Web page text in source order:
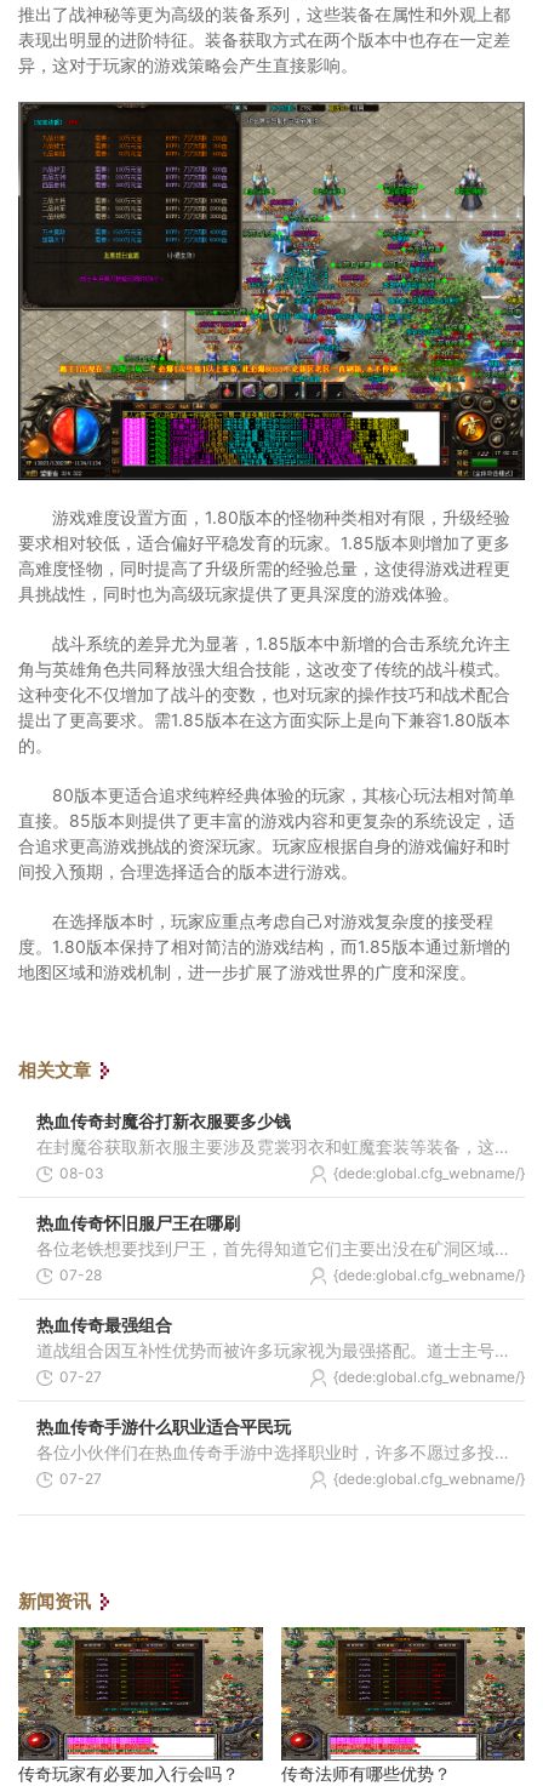
推出了战神秘等更为高级的装备系列，这些装备在属性和外观上都
表现出明显的进阶特征。装备获取方式在两个版本中也存在一定差
异，这对于玩家的游戏策略会产生直接影响。
游戏难度设置方面，1.80版本的怪物种类相对有限，升级经验
要求相对较低，适合偏好平稳发育的玩家。1.85版本则增加了更多
高难度怪物，同时提高了升级所需的经验总量，这使得游戏进程更
具挑战性，同时也为高级玩家提供了更具深度的游戏体验。
战斗系统的差异尤为显著，1.85版本中新增的合击系统允许主
角与英雄角色共同释放强大组合技能，这改变了传统的战斗模式。
这种变化不仅增加了战斗的变数，也对玩家的操作技巧和战术配合
提出了更高要求。需1.85版本在这方面实际上是向下兼容1.80版本
的。
80版本更适合追求纯粹经典体验的玩家，其核心玩法相对简单
直接。85版本则提供了更丰富的游戏内容和更复杂的系统设定，适
合追求更高游戏挑战的资深玩家。玩家应根据自身的游戏偏好和时
间投入预期，合理选择适合的版本进行游戏。
在选择版本时，玩家应重点考虑自己对游戏复杂度的接受程
度。1.80版本保持了相对简洁的游戏结构，而1.85版本通过新增的
地图区域和游戏机制，进一步扩展了游戏世界的广度和深度。
相关文章
热血传奇封魔谷打新衣服要多少钱
在封魔谷获取新衣服主要涉及霓裳羽衣和虹魔套装等装备，这些装备的获取无需直接支付货币，但需要投入时间成本和基础物资消耗。玩家需要准备充足的药水补给和基础装备耐久度维
08-03 {dede:global.cfg_webname/}
热血传奇怀旧服尸王在哪刷
各位老铁想要找到尸王，首先得知道它们主要出没在矿洞区域。根据可靠信息，尸王会出现在毒蛇矿洞的一层和二层，还有比奇矿洞也能遇到它们。特别要留意的是香石墓穴一层，那里
07-28 {dede:global.cfg_webname/}
热血传奇最强组合
道战组合因互补性优势而被许多玩家视为最强搭配。道士主号通过施毒术降低目标防御与持续消耗，配合神圣战甲术提升团队生存能力，而战士英雄则凭借高血量与近战爆发承担前排输
07-27 {dede:global.cfg_webname/}
热血传奇手游什么职业适合平民玩
各位小伙伴们在热血传奇手游中选择职业时，许多不愿过多投入的朋友们往往会感到困惑。根据众多游戏体验者的分享，道士这个职业被普遍认为是比较适合的选择。道士具备全面的能
07-27 {dede:global.cfg_webname/}
新闻资讯
传奇玩家有必要加入行会吗？ 传奇法师有哪些优势？